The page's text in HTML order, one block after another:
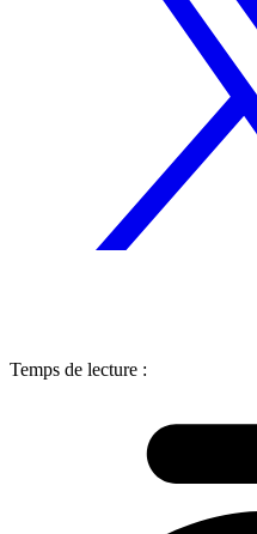
Temps de lecture :